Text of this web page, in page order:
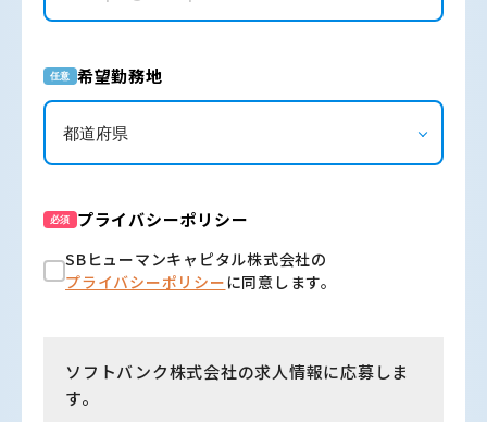
任意 希望勤務地
必須 プライバシーポリシー
SBヒューマンキャピタル株式会社の
プライバシーポリシーに同意します。
ソフトバンク株式会社の求人情報に応募しま
す。